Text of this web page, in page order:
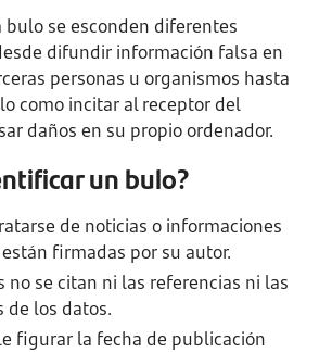
bulo se esconden diferentes
difundir información falsa en
personas u organismos hasta
como incitar al receptor del
daños en su propio ordenador.
un bulo?
de noticias o informaciones
firmadas por su autor.
no se citan ni las referencias ni las
de los datos.
figurar la fecha de publicación